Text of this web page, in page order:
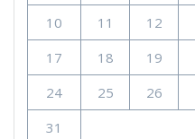
10
11 12
17
18 19
24
25 26
31